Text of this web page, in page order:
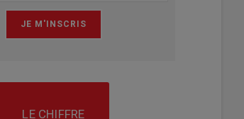
LE CHIFFRE